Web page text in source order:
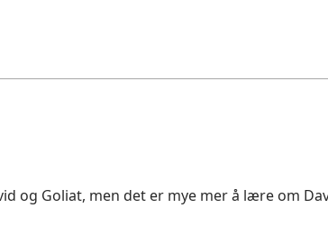
og Goliat, men det er mye mer å lære om